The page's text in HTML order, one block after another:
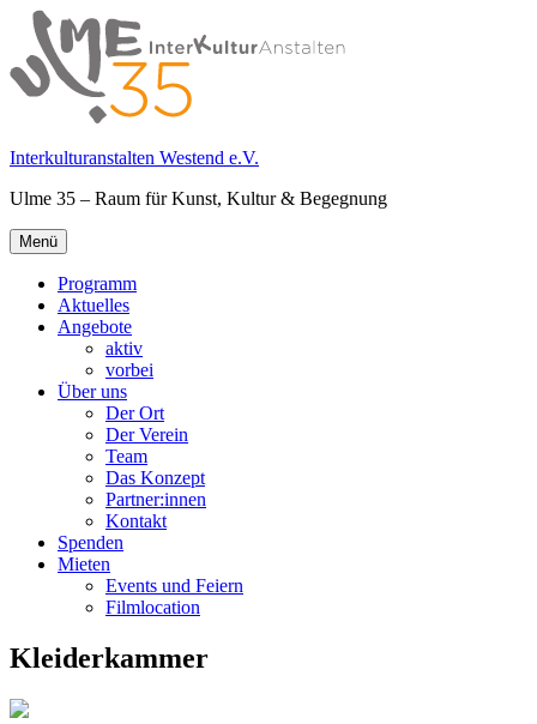
Springe
zum
Inhalt
Interkulturanstalten Westend e.V.
Ulme 35 – Raum für Kunst, Kultur & Begegnung
Primäres
Menü
Menü
Programm
Aktuelles
Angebote
aktiv
vorbei
Über uns
Der Ort
Der Verein
Team
Das Konzept
Partner:innen
Kontakt
Spenden
Mieten
Events und Feiern
Filmlocation
Kleiderkammer